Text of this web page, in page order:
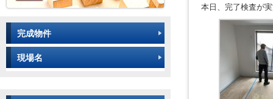
本日、完了検査が
完成物件
現場名